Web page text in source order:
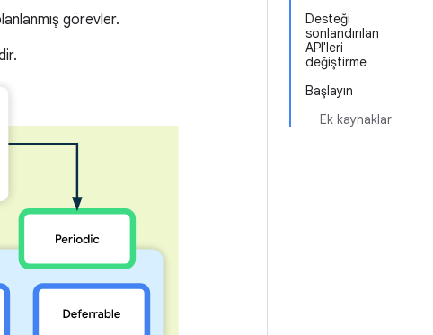
Desteği
sonlandırılan
API'leri
değiştirme
Başlayın
Ek kaynaklar
görevler.